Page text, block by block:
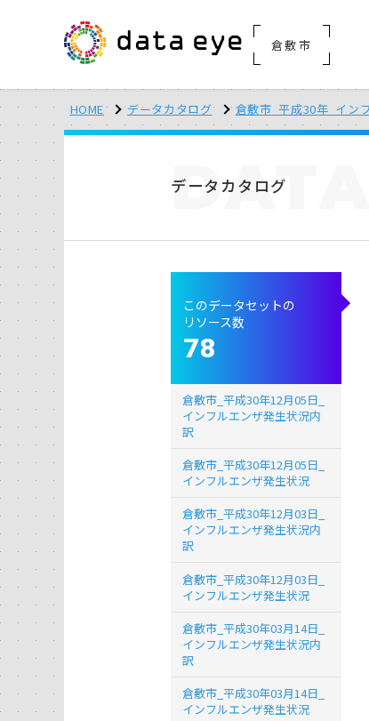
倉敷市
HOME データカタログ 倉敷市_平成30年_イン
データカタログ
DATA
このデータセットの
リソース数
78
倉敷市_平成30年12月05日_
インフルエンザ発生状況内
訳
倉敷市_平成30年12月05日_
インフルエンザ発生状況
倉敷市_平成30年12月03日_
インフルエンザ発生状況内
訳
倉敷市_平成30年12月03日_
インフルエンザ発生状況
倉敷市_平成30年03月14日_
インフルエンザ発生状況内
訳
倉敷市_平成30年03月14日_
インフルエンザ発生状況